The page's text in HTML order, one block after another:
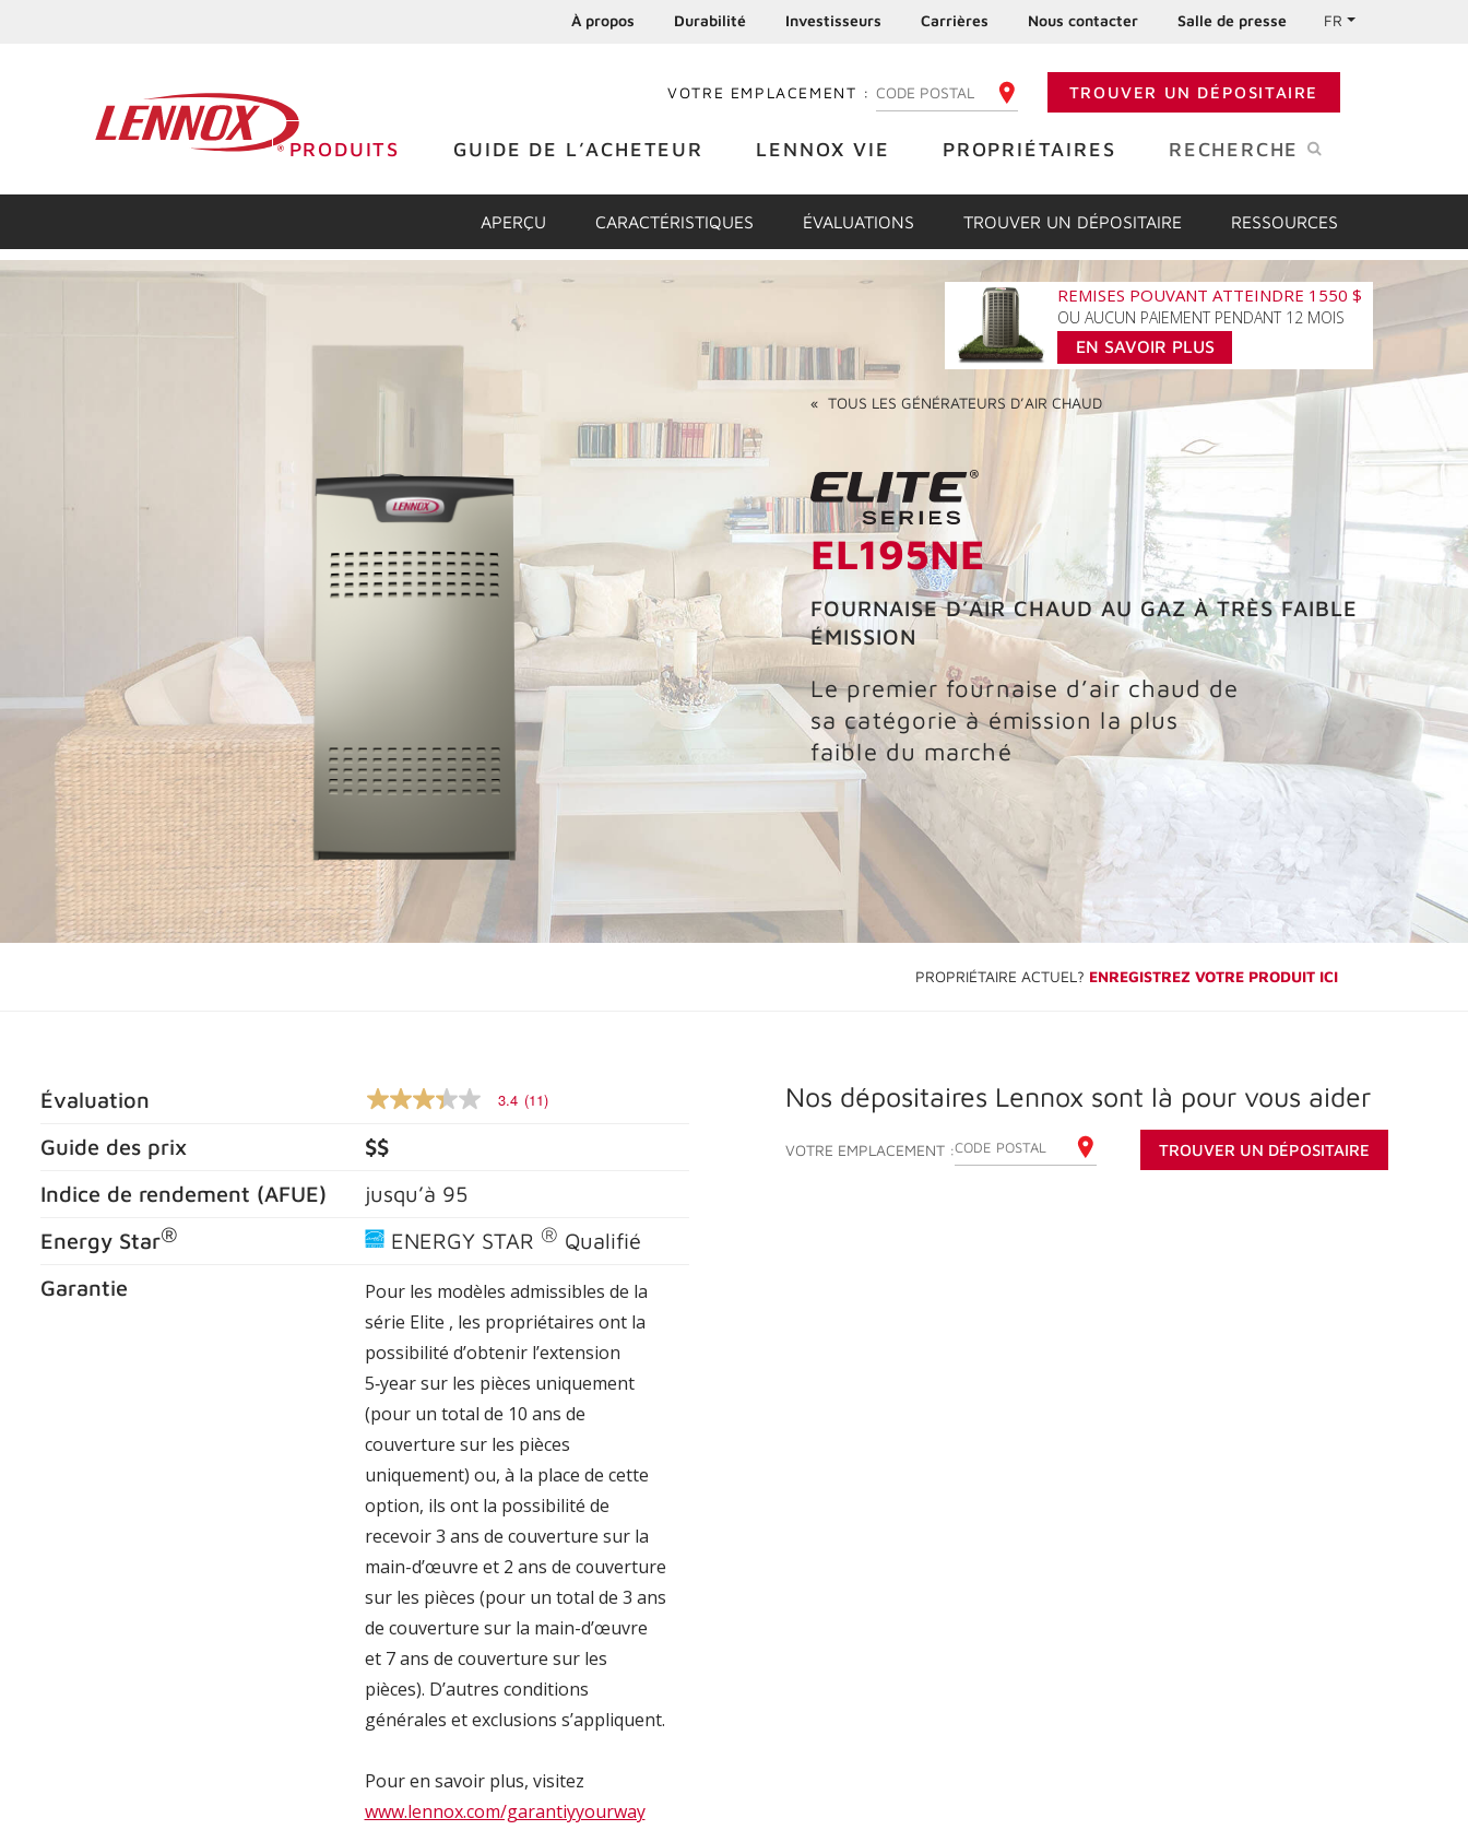
À propos Durabilité Investisseurs Carrières Nous contacter Salle de presse FR
VOTRE EMPLACEMENT : ENTREZ VOTRE CODE POSTALTROUVER UN DÉPOSITAIRE
PRODUITS GUIDE DE L’ACHETEUR LENNOX VIE PROPRIÉTAIRES RECHERCHE
APERÇU CARACTÉRISTIQUES ÉVALUATIONS TROUVER UN DÉPOSITAIRE RESSOURCES
« TOUS LES GÉNÉRATEURS D’AIR CHAUD
EL195NE
FOURNAISE D’AIR CHAUD AU GAZ À TRÈS FAIBLE
ÉMISSION
Le premier fournaise d’air chaud de
sa catégorie à émission la plus
faible du marché
REMISES POUVANT ATTEINDRE 1550 $
OU AUCUN PAIEMENT PENDANT 12 MOIS
EN SAVOIR PLUS
PROPRIÉTAIRE ACTUEL? ENREGISTREZ VOTRE PRODUIT ICI
Évaluation
3.4
5
étoiles,
nominale
moyenne.
Lire
les
11
.
Lien
vers
la
même
page.
3.4 (11)
Guide des prix
$$
Indice de rendement (AFUE) jusqu’à 95
Energy Star® ENERGY STAR ® Qualifié
Garantie
Pour les modèles admissibles de la
série Elite , les propriétaires ont la
possibilité d’obtenir l’extension
5‑year sur les pièces uniquement
(pour un total de 10 ans de
couverture sur les pièces
uniquement) ou, à la place de cette
option, ils ont la possibilité de
recevoir 3 ans de couverture sur la
main-d’œuvre et 2 ans de couverture
sur les pièces (pour un total de 3 ans
de couverture sur la main-d’œuvre
et 7 ans de couverture sur les
pièces). D’autres conditions
générales et exclusions s’appliquent.
Pour en savoir plus, visitez
www.lennox.com/garantiyyourway
Nos dépositaires Lennox sont là pour vous aider
VOTRE EMPLACEMENT :ENTREZ VOTRE CODE POSTAL TROUVER UN DÉPOSITAIRE